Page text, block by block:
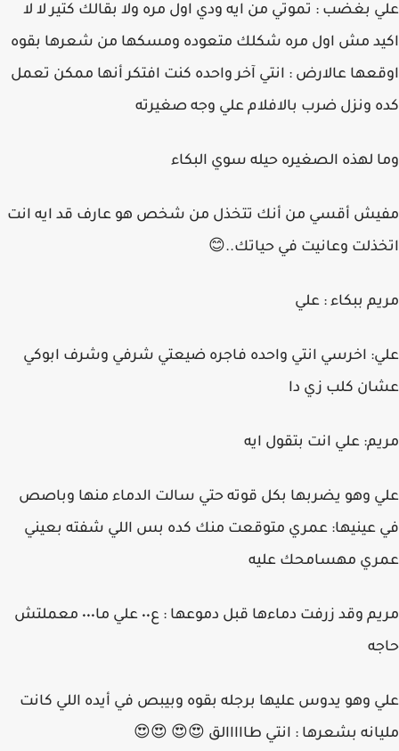
علي بغضب : تموتي من ايه ودي اول مره ولا بقالك كتير لا لا
اكيد مش اول مره شكلك متعوده ومسكها من شعرها بقوه
اوقعها عالارض : انتي آخر واحده كنت افتكر أنها ممكن تعمل
كده ونزل ضرب بالافلام علي وجه صغيرته
وما لهذه الصغيره حيله سوي البكاء
مفيش أقسي من أنك تتخذل من شخص هو عارف قد ايه انت
اتخذلت وعانيت في حياتك..😊
مريم ببكاء : علي
علي: اخرسي انتي واحده فاجره ضيعتي شرفي وشرف ابوكي
عشان كلب زي دا
مريم: علي انت بتقول ايه
علي وهو يضربها بكل قوته حتي سالت الدماء منها وباصص
في عينيها: عمري متوقعت منك كده بس اللي شفته بعيني
عمري مهسامحك عليه
مريم وقد زرفت دماءها قبل دموعها : ع٠٠ علي ما٠٠٠ معملتش
حاجه
علي وهو يدوس عليها برجله بقوه وبيبص في أيده اللي كانت
مليانه بشعرها : انتي طااااالق 😍😍 😍😍